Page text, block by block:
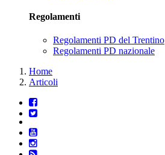
Regolamenti
Regolamenti PD del Trentino
Regolamenti PD nazionale
Home
Articoli